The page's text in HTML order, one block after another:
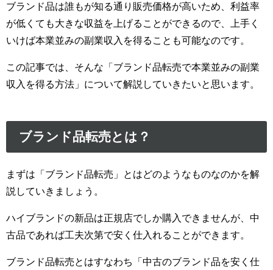
ブランド品は誰もが知る通り販売価格が高いため、利益率
が低くても大きな収益を上げることができるので、上手く
いけば本業並みの副業収入を得ることも可能なのです。
この記事では、そんな「ブランド品転売で本業並みの副業
収入を得る方法」について解説していきたいと思います。
ブランド品転売とは？
まずは「ブランド品転売」とはどのようなものなのかを解
説していきましょう。
ハイブランドの新品は正規店でしか購入できませんが、中
古品であれば工夫次第で安く仕入れることができます。
ブランド品転売とはすなわち「中古のブランド品を安く仕